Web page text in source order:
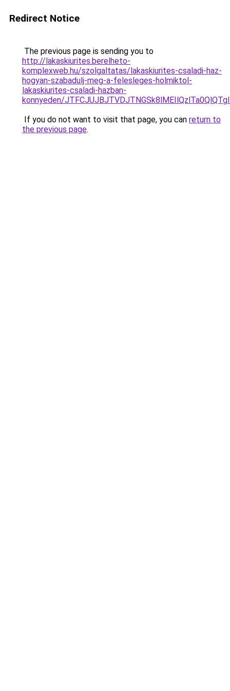
Redirect Notice
The previous page is sending you to
http://lakaskiurites.berelheto-
komplexweb.hu/szolgaltatas/lakaskiurites-csaladi-haz-
hogyan-szabadulj-meg-a-felesleges-holmiktol-
lakaskiurites-csaladi-hazban-
konnyeden/
If you do not want to visit that page, you can return to
the previous page.